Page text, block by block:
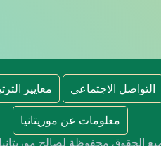
التواصل الاجتماعي معايير
معلومات عن موريتانيا
الحقوق محفوظة لصالح موريتانيا